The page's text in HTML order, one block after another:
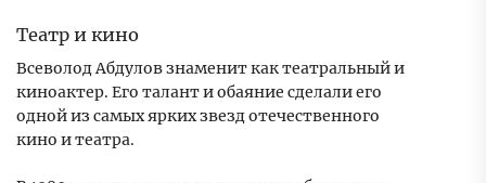
Театр и кино
Всеволод Абдулов знаменит как театральный и
киноактер. Его талант и обаяние сделали его
одной из самых ярких звезд отечественного
кино и театра.